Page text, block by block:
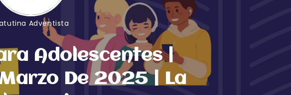
Adventista
Adolescentes |
De 2025 | La